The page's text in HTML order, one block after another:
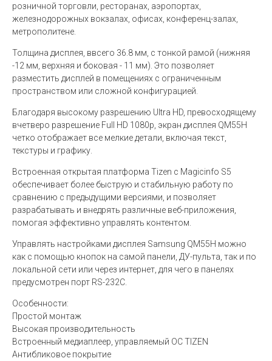
розничной торговли, ресторанах, аэропортах,
железнодорожных вокзалах, офисах, конференц-залах,
метрополитене.
Толщина дисплея, ввсего 36.8 мм, с тонкой рамой (нижняя
-12 мм, верхняя и боковая - 11 мм). Это позволяет
разместить дисплей в помещениях с ограниченным
пространством или сложной конфигурацией.
Благодаря высокому разрешению Ultra HD, превосходящему
вчетверо разрешение Full HD 1080p, экран дисплея QM55H
четко отображает все мелкие детали, включая текст,
текстуры и графику.
Встроенная открытая платформа Tizen c Magicinfo S5
обеспечивает более быструю и стабильную работу по
сравнению с предыдущими версиями, и позволяет
разрабатывать и внедрять различные веб-приложения,
помогая эффективно управлять контентом.
Управлять настройками дисплея Samsung QM55H можно
как с помощью кнопок на самой панели, ДУ-пульта, так и по
локальной сети или через интернет, для чего в панелях
предусмотрен порт RS-232C.
Особенности:
Простой монтаж
Высокая производительность
Встроенный медиаплеер, управляемый ОС TIZEN
Антибликовое покрытие